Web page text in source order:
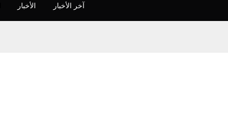
الأخبار آخر الأخبار